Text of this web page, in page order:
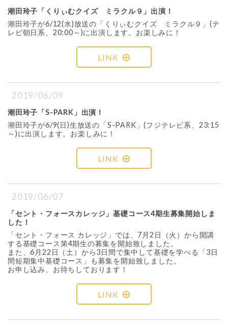
潮田玲子「くりぃむクイズ ミラクル９」出演！
潮田玲子が6/12(水)放送の「くりぃむクイズ ミラクル９」(テ
レビ朝日系、20:00～)に出演します。お楽しみに！
LINK
2019/06/09
潮田玲子「S-PARK」出演！
潮田玲子が6/9(日)生放送の「S-PARK」(フジテレビ系、23:15
～)に出演します。お楽しみに！
LINK
2019/06/07
「セント・フォースカレッジ」基礎コース4期生募集開始しま
した！
「セント・フォース カレッジ」では、7月2日（火）から開講
する基礎コース第4期生の募集を開始致しました。
また、6月22日（土）から3日間で集中して基礎を学べる「3日
間短期集中基礎コース」も募集を開始致しました。
お申し込み、お待ちしております！
LINK